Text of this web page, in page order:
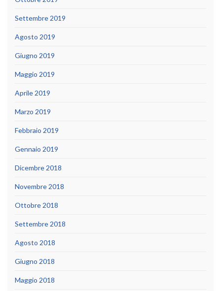
Settembre 2019
Agosto 2019
Giugno 2019
Maggio 2019
Aprile 2019
Marzo 2019
Febbraio 2019
Gennaio 2019
Dicembre 2018
Novembre 2018
Ottobre 2018
Settembre 2018
Agosto 2018
Giugno 2018
Maggio 2018